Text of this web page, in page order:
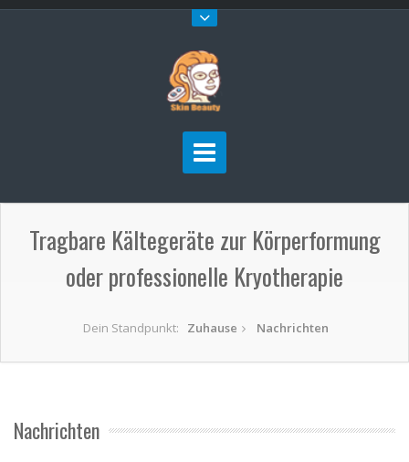
Tragbare Kältegeräte zur Körperformung
oder professionelle Kryotherapie
Dein Standpunkt: Zuhause Nachrichten
Nachrichten